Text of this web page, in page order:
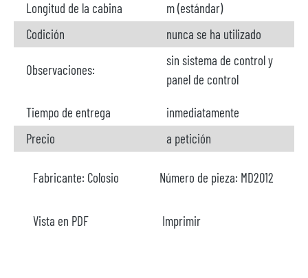
Longitud de la cabina
m (estándar)
Codición
nunca se ha utilizado
Observaciones:
sin sistema de control y
panel de control
Tiempo de entrega
inmediatamente
Precio
a petición
Fabricante: Colosio Número de pieza: MD2012
Vista en PDF Imprimir